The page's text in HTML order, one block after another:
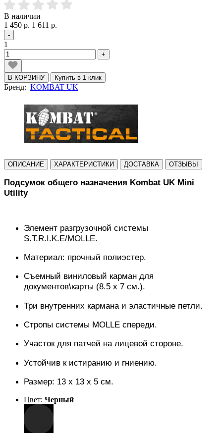
В наличии
1 450 р. 1 611 р.
-
1
+
В КОРЗИНУ Купить в 1 клик
Бренд: KOMBAT UK
ОПИСАНИЕ ХАРАКТЕРИСТИКИ ДОСТАВКА ОТЗЫВЫ
Подсумок общего назначения Kombat UK Mini
Utility
Элемент разгрузочной системы
S.T.R.I.K.E/MOLLE.
Материал: прочный полиэстер.
Съемный виниловый карман для
документов\карты (8.5 х 7 см.).
Три внутренних кармана и эластичные петли.
Стропы системы MOLLE спереди.
Участок для патчей на лицевой стороне.
Устойчив к истиранию и гниению.
Размер: 13 х 13 х 5 см.
Цвет: Черный